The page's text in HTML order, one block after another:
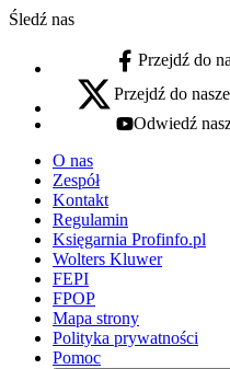
Śledź nas
facebook - otwiera
Przejdź do
x - otwiera się w nowej karcie
Przejdź do
youtube - otwiera się
Odwiedź
O nas
Zespół
Kontakt
Regulamin
Księgarnia Profinfo.pl
Wolters Kluwer
FEPI
FPOP
Mapa strony
Polityka prywatności
Pomoc